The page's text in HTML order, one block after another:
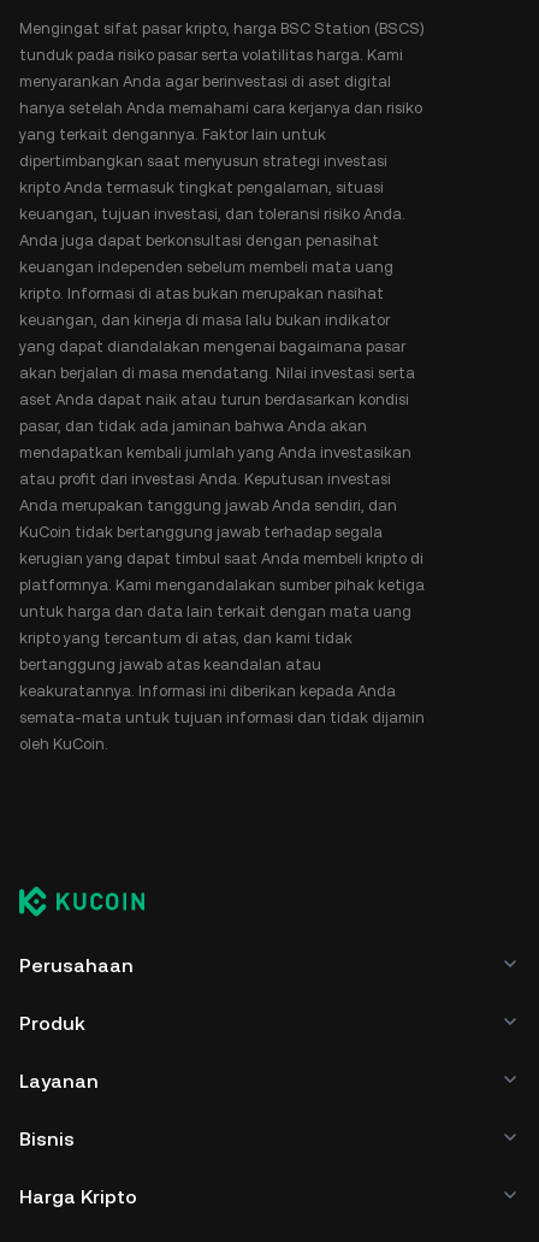
Mengingat sifat pasar kripto, harga BSC Station (BSCS)
tunduk pada risiko pasar serta volatilitas harga. Kami
menyarankan Anda agar berinvestasi di aset digital
hanya setelah Anda memahami cara kerjanya dan risiko
yang terkait dengannya. Faktor lain untuk
dipertimbangkan saat menyusun strategi investasi
kripto Anda termasuk tingkat pengalaman, situasi
keuangan, tujuan investasi, dan toleransi risiko Anda.
Anda juga dapat berkonsultasi dengan penasihat
keuangan independen sebelum membeli mata uang
kripto. Informasi di atas bukan merupakan nasihat
keuangan, dan kinerja di masa lalu bukan indikator
yang dapat diandalakan mengenai bagaimana pasar
akan berjalan di masa mendatang. Nilai investasi serta
aset Anda dapat naik atau turun berdasarkan kondisi
pasar, dan tidak ada jaminan bahwa Anda akan
mendapatkan kembali jumlah yang Anda investasikan
atau profit dari investasi Anda. Keputusan investasi
Anda merupakan tanggung jawab Anda sendiri, dan
KuCoin tidak bertanggung jawab terhadap segala
kerugian yang dapat timbul saat Anda membeli kripto di
platformnya. Kami mengandalakan sumber pihak ketiga
untuk harga dan data lain terkait dengan mata uang
kripto yang tercantum di atas, dan kami tidak
bertanggung jawab atas keandalan atau
keakuratannya. Informasi ini diberikan kepada Anda
semata-mata untuk tujuan informasi dan tidak dijamin
oleh KuCoin.
Perusahaan
Produk
Layanan
Bisnis
Harga Kripto